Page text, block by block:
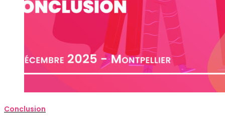
Conclusion